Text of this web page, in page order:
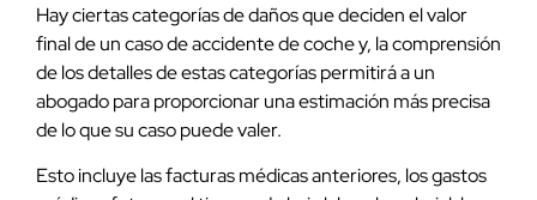
Hay ciertas categorías de daños que deciden el valor
final de un caso de accidente de coche y, la comprensión
de los detalles de estas categorías permitirá a un
abogado para proporcionar una estimación más precisa
de lo que su caso puede valer.
Esto incluye las facturas médicas anteriores, los gastos